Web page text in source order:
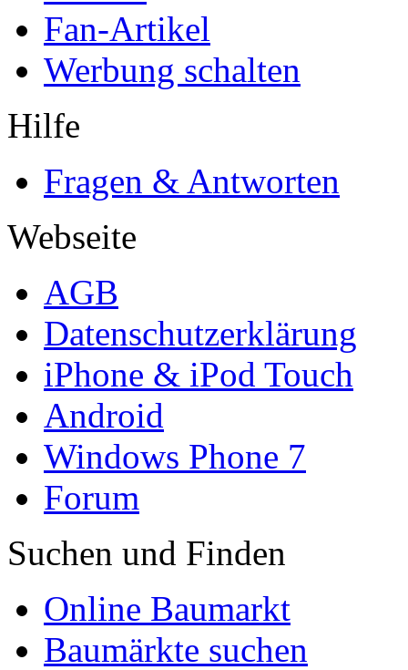
Fan-Artikel
Werbung schalten
Hilfe
Fragen & Antworten
Webseite
AGB
Datenschutzerklärung
iPhone & iPod Touch
Android
Windows Phone 7
Forum
Suchen und Finden
Online Baumarkt
Baumärkte suchen